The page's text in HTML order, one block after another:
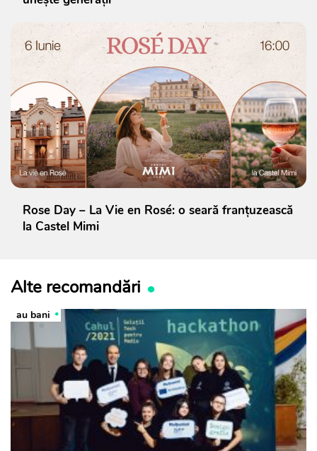
Rose Day – La Vie en Rosé: o seară franțuzească
la Castel Mimi
Alte recomandări
au bani